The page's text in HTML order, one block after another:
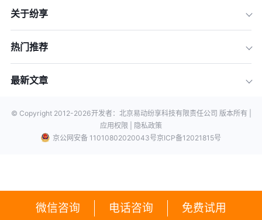
微信咨询 电话咨询 免费试用
关于纷享
热门推荐
最新文章
© Copyright 2012-2026开发者：北京易动纷享科技有限责任公司 版本所有 |
应用权限 |
隐私政策
京公网安备 11010802020043号京ICP备12021815号